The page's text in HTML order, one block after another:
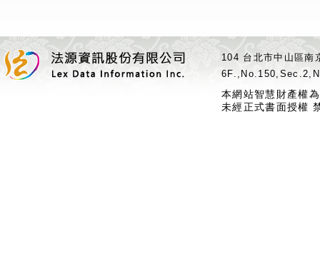
104 台北市中山區
本網站智慧財產權
未經正式書面授權